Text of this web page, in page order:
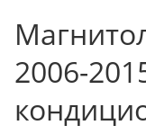
2006-